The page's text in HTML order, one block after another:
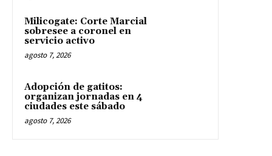
Milicogate: Corte Marcial
sobresee a coronel en
servicio activo
agosto 7, 2026
Adopción de gatitos:
organizan jornadas en 4
ciudades este sábado
agosto 7, 2026